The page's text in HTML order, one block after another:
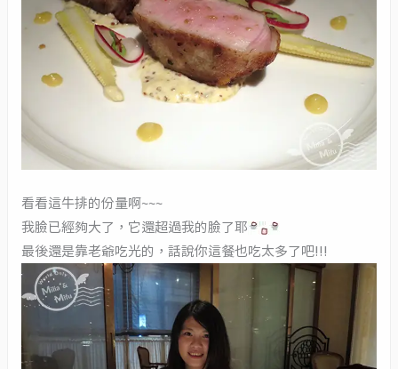
看看這牛排的份量啊~~~
我臉已經夠大了，它還超過我的臉了耶
最後還是靠老爺吃光的，話說你這餐也吃太多了吧!!!